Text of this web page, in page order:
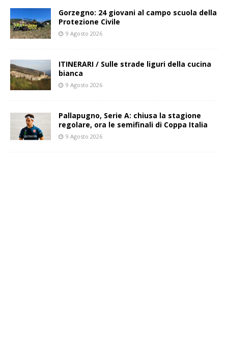
Gorzegno: 24 giovani al campo scuola della
Protezione Civile
9 Agosto 2026
ITINERARI / Sulle strade liguri della cucina
bianca
9 Agosto 2026
Pallapugno, Serie A: chiusa la stagione
regolare, ora le semifinali di Coppa Italia
9 Agosto 2026